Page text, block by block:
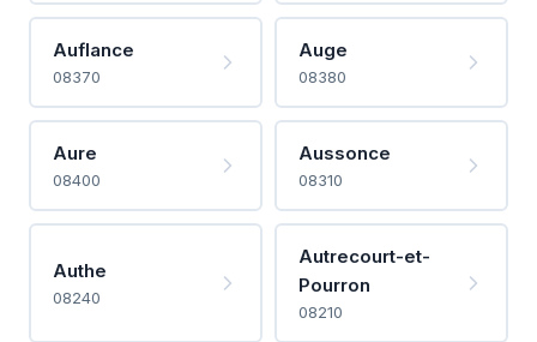
Auflance
08370
Auge
08380
Aure
08400
Aussonce
08310
Authe
08240
Autrecourt-et-
Pourron
08210